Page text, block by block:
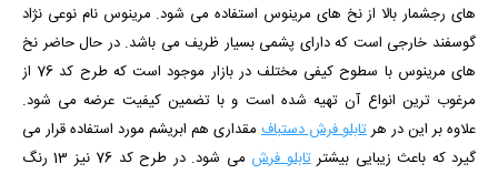
های رجشمار بالا از نخ های مرینوس استفاده می شود. مرینوس نام نوعی نژاد
گوسفند خارجی است که دارای پشمی بسیار ظریف می باشد. در حال حاضر نخ
های مرینوس با سطوح کیفی مختلف در بازار موجود است که طرح کد 76 از
مرغوب ترین انواع آن تهیه شده است و با تضمین کیفیت عرضه می شود.
علاوه بر این در هرتابلو فرش دستباف مقداری هم ابریشم مورد استفاده قرار می
گیرد که باعث زیبایی بیشتر تابلو فرش
می شود. در طرح کد 76 نیز 13 رنگ